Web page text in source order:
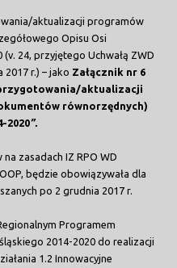
aktualizacji programów
Opisu Osi
24, przyjętego Uchwałą ZWD
r.) – jako Załącznik nr 6
przygotowania/aktualizacji
równorzędnych)
2020”.
zasadach IZ RPO WD
będzie obowiązywała dla
po 2 grudnia 2017 r.
Programem
2014-2020 do realizacji
1.2 Innowacyjne